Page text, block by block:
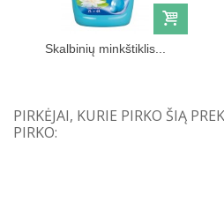
Skalbinių minkštiklis...
PIRKĖJAI, KURIE PIRKO ŠIĄ
PIRKO: